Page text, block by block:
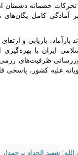
تحرکات خصمانه دشمنان
بر آمادگی کامل
بازیابی و
ایران با بهره‌گیری
ظرفیت‌های
علیه کشور، پاسخی
شهید الحداد